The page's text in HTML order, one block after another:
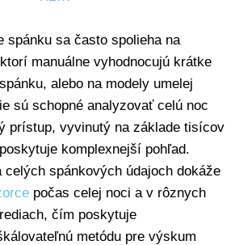
spánku sa často spolieha na
manuálne vyhodnocujú krátke
alebo na modely umelej
sú schopné analyzovať celú noc
prístup, vyvinutý na základe tisícov
komplexnejší pohľad.
celých spánkových údajoch dokáže
počas celej noci a v rôznych
čím poskytuje
metódu pre výskum